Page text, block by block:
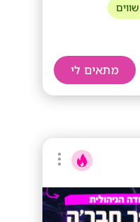
מתאים לי